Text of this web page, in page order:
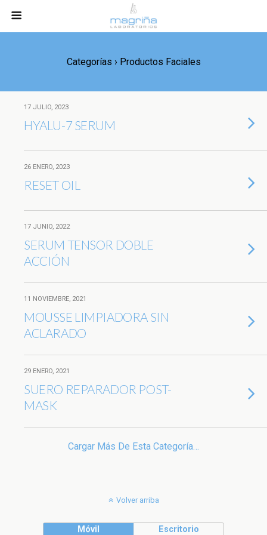
Categorías › Productos Faciales
17 JULIO, 2023
HYALU-7 SERUM
26 ENERO, 2023
RESET OIL
17 JUNIO, 2022
SERUM TENSOR DOBLE
ACCIÓN
11 NOVIEMBRE, 2021
MOUSSE LIMPIADORA SIN
ACLARADO
29 ENERO, 2021
SUERO REPARADOR POST-
MASK
Cargar Más De Esta Categoría…
Volver arriba
Móvil Escritorio